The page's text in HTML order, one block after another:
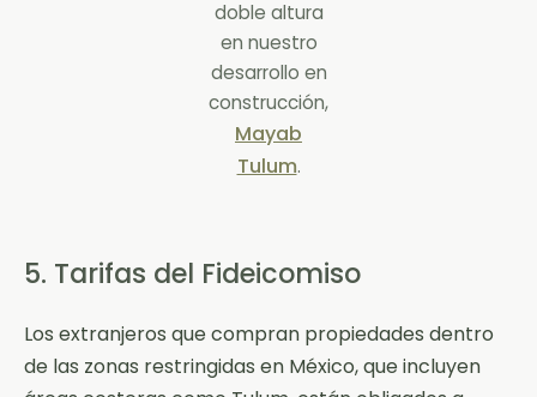
doble altura
en nuestro
desarrollo en
construcción,
Mayab
Tulum.
5. Tarifas del Fideicomiso
Los extranjeros que compran propiedades dentro
de las zonas restringidas en México, que incluyen